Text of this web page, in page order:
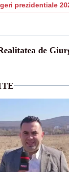
prezidentiale
de